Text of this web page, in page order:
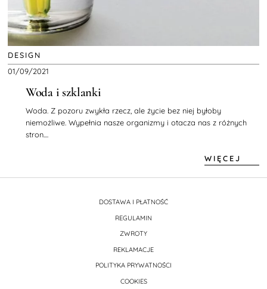
DESIGN
01/09/2021
Woda i szklanki
Woda. Z pozoru zwykła rzecz, ale życie bez niej byłoby
niemożliwe. Wypełnia nasze organizmy i otacza nas z różnych
stron....
WIĘCEJ
DOSTAWA I PŁATNOŚĆ
REGULAMIN
ZWROTY
REKLAMACJE
POLITYKA PRYWATNOŚCI
COOKIES